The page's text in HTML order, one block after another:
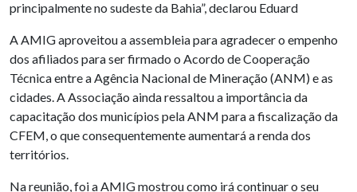
principalmente no sudeste da Bahia”, declarou Eduard
A AMIG aproveitou a assembleia para agradecer o empenho
dos afiliados para ser firmado o Acordo de Cooperação
Técnica entre a Agência Nacional de Mineração (ANM) e as
cidades. A Associação ainda ressaltou a importância da
capacitação dos municípios pela ANM para a fiscalização da
CFEM, o que consequentemente aumentará a renda dos
territórios.
Na reunião, foi a AMIG mostrou como irá continuar o seu